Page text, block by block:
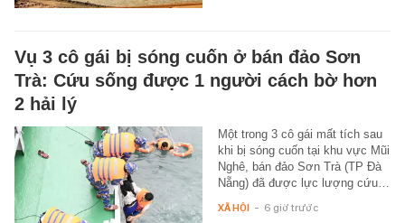
Vụ 3 cô gái bị sóng cuốn ở bán đảo Sơn
Trà: Cứu sống được 1 người cách bờ hơn
2 hải lý
Một trong 3 cô gái mất tích sau
khi bị sóng cuốn tại khu vực Mũi
Nghê, bán đảo Sơn Trà (TP Đà
Nẵng) đã được lực lượng cứu…
XÃ HỘI - 6 giờ trước